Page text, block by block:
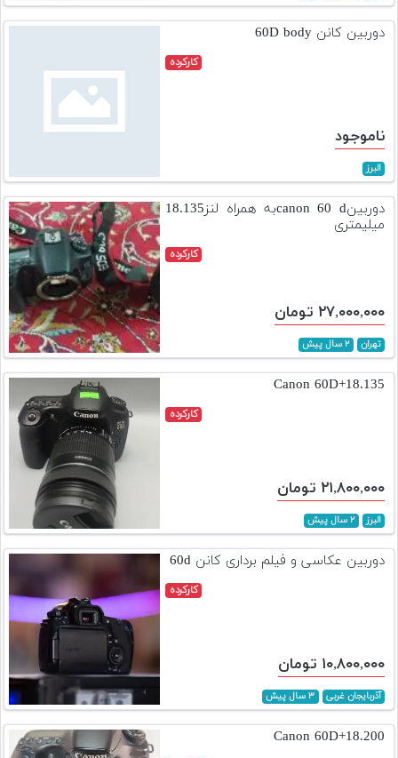
لیست
قیمت
دوربین کانن 60D body
کارکرده
ناموجود
البرز
دوربینcanon 60 dبه همراه لنز18.135
میلیمتری
کارکرده
۲۷,۰۰۰,۰۰۰ تومان
تهران ۲ سال پیش
Canon 60D+18.135
کارکرده
۲۱,۸۰۰,۰۰۰ تومان
البرز ۲ سال پیش
دوربین عکاسی و فیلم برداری کانن 60d
کارکرده
۱۰,۸۰۰,۰۰۰ تومان
آذربایجان غربی ۳ سال پیش
Canon 60D+18.200